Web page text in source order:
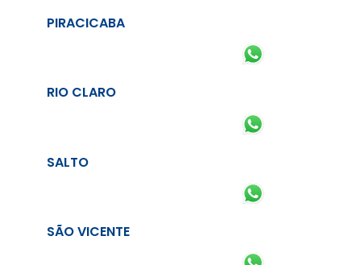
PIRACICABA
RIO CLARO
SALTO
SÃO VICENTE